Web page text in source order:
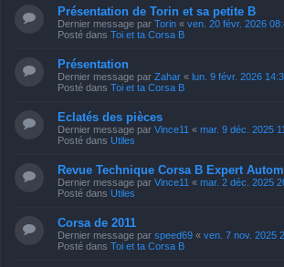
Présentation de Torin et sa petite B
Dernier message par Torin « ven. 20 févr. 2026
Posté dans Toi et ta Corsa B
Présentation
Dernier message par Zahar « lun. 9 févr. 2026
Posté dans Toi et ta Corsa B
Eclatés des pièces
Dernier message par Vince11 « mar. 9 déc. 2025
Posté dans Utiles
Revue Technique Corsa B Expert
Dernier message par Vince11 « mar. 2 déc. 2025
Posté dans Utiles
Corsa de 2011
Dernier message par speed69 « ven. 7 nov. 2025
Posté dans Toi et ta Corsa B